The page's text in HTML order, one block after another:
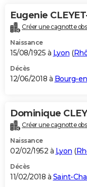
Eugenie
Créer une cagnotte
Naissance
15/08/1925 à Lyon (
Décès
12/06/2018 à Bourg-
Dominique
Créer une cagnotte
Naissance
02/02/1952 à Lyon (
Décès
11/02/2018 à Saint-